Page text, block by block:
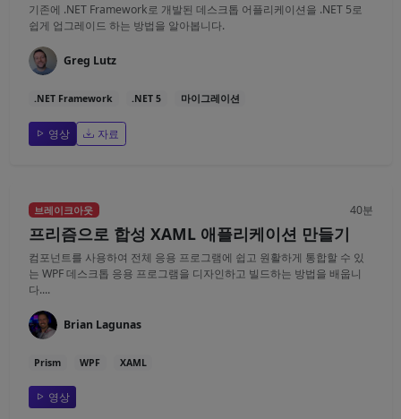
기존에 .NET Framework로 개발된 데스크톱 어플리케이션을 .NET 5로
쉽게 업그레이드 하는 방법을 알아봅니다.
Greg Lutz
.NET Framework .NET 5 마이그레이션
영상 자료
브레이크아웃 40분
프리즘으로 합성 XAML 애플리케이션 만들기
컴포넌트를 사용하여 전체 응용 프로그램에 쉽고 원활하게 통합할 수 있
는 WPF 데스크톱 응용 프로그램을 디자인하고 빌드하는 방법을 배웁니
다....
Brian Lagunas
Prism WPF XAML
영상